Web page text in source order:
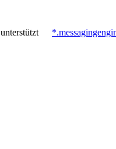
unterstützt